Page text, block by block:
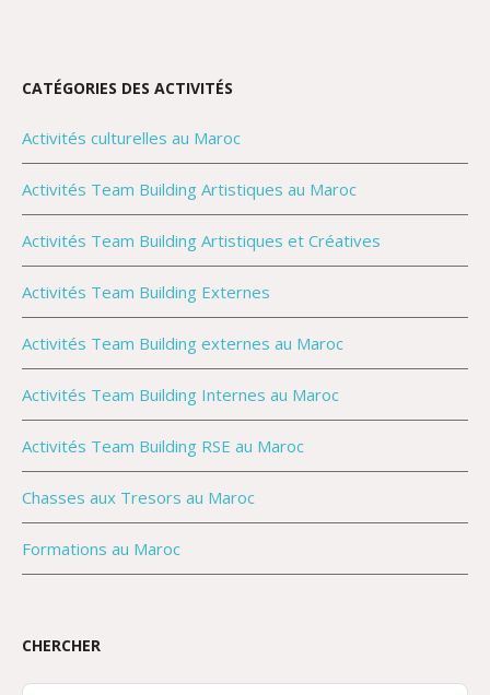
CATÉGORIES DES ACTIVITÉS
Activités culturelles au Maroc
Activités Team Building Artistiques au Maroc
Activités Team Building Artistiques et Créatives
Activités Team Building Externes
Activités Team Building externes au Maroc
Activités Team Building Internes au Maroc
Activités Team Building RSE au Maroc
Chasses aux Tresors au Maroc
Formations au Maroc
CHERCHER